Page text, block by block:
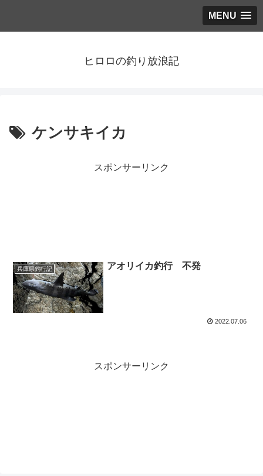
MENU
ヒロロの釣り放浪記
ケンサキイカ
スポンサーリンク
兵庫県釣行記 アオリイカ釣行 不発
2022.07.06
スポンサーリンク